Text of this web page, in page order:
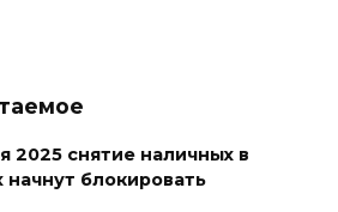
2025 снятие наличных в
начнут блокировать